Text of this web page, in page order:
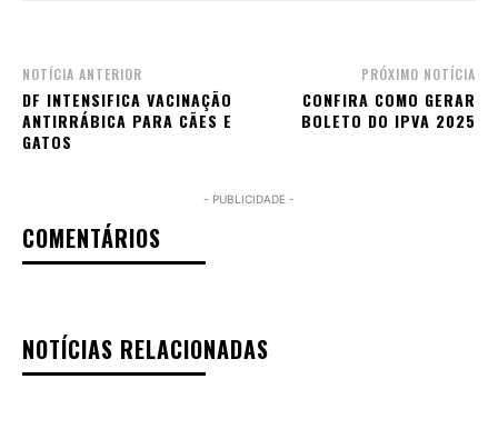
NOTÍCIA ANTERIOR
DF INTENSIFICA VACINAÇÃO
ANTIRRÁBICA PARA CÃES E
GATOS
PRÓXIMO NOTÍCIA
CONFIRA COMO GERAR
BOLETO DO IPVA 2025
- PUBLICIDADE -
COMENTÁRIOS
NOTÍCIAS RELACIONADAS